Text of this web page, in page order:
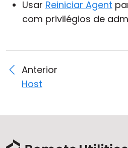
Usar Reiniciar Agent
com privilégios de
Anterior
Host